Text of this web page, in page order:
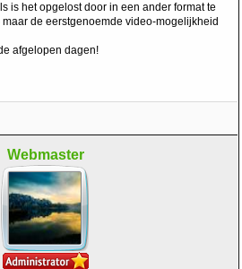
is het opgelost door in een ander format te
de eerstgenoemde video-mogelijkheid
afgelopen dagen!
Webmaster